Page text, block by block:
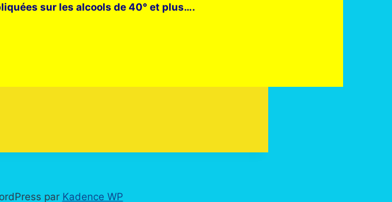
sur les alcools de 40° et plus….
par Kadence WP